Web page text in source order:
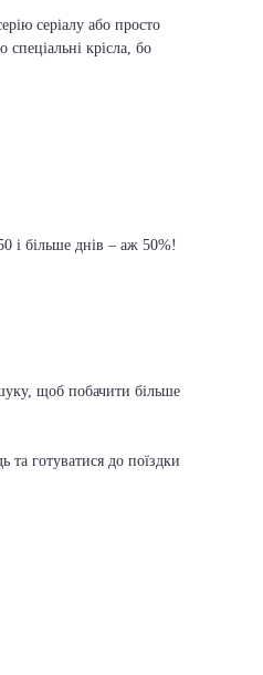
серіалу або просто
крісла, бо
і більше днів – аж 50%!
щоб побачити більше
готуватися до поїздки